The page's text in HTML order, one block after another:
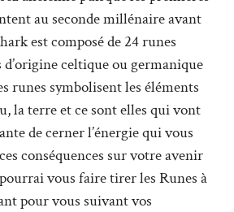
au seconde millénaire avant
est composé de 24 runes
celtique ou germanique
runes symbolisent les éléments
la terre et ce sont elles qui vont
de cerner l’énergie qui vous
conséquences sur votre avenir
vous faire tirer les Runes à
pour vous suivant vos